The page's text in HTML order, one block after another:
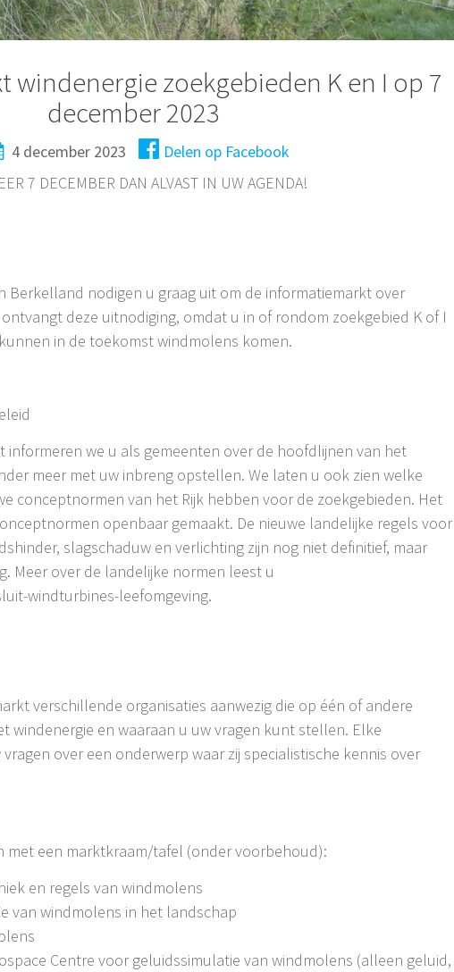
zoekgebieden K en I op 7
december 2023
4 december 2023
Delen op Facebook
7 DECEMBER DAN ALVAST IN UW AGENDA!
Berkelland nodigen u graag uit om de informatiemarkt over
deze uitnodiging, omdat u in of rondom zoekgebied K of I
in de toekomst windmolens komen.
informeren we u als gemeenten over de hoofdlijnen van het
meer met uw inbreng opstellen. We laten u ook zien welke
conceptnormen van het Rijk hebben voor de zoekgebieden. Het
openbaar gemaakt. De nieuwe landelijke regels voor
slagschaduw en verlichting zijn nog niet definitief, maar
Meer over de landelijke normen leest u
windturbines-leefomgeving.
verschillende organisaties aanwezig die op één of andere
windenergie en waaraan u uw vragen kunt stellen. Elke
over een onderwerp waar zij specialistische kennis over
met een marktkraam/tafel (onder voorbehoud):
en regels van windmolens
van windmolens in het landschap
Centre voor geluidssimulatie van windmolens (alleen geluid,